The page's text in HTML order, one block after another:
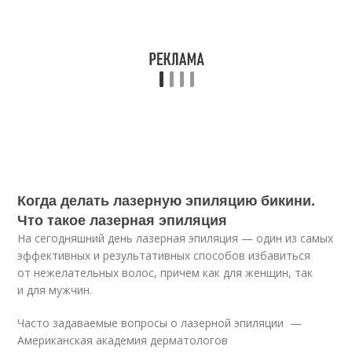
Когда делать лазерную эпиляцию бикини.
Что такое лазерная эпиляция
На сегодняшний день лазерная эпиляция — один из самых
эффективных и результативных способов избавиться
от нежелательных волос, причем как для женщин, так
и для мужчин.
Часто задаваемые вопросы о лазерной эпиляции —
Американская академия дерматологов